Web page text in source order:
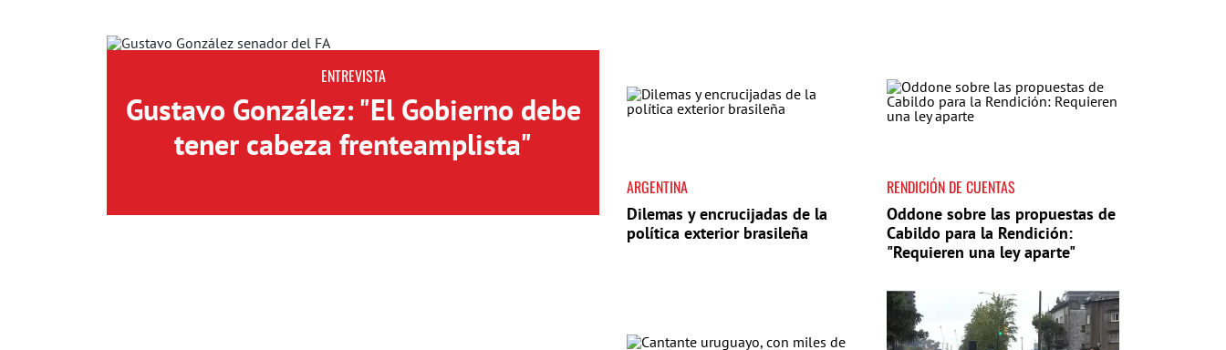
ENTREVISTA
Gustavo González: "El Gobierno debe
tener cabeza frenteamplista"
ARGENTINA
Dilemas y encrucijadas de la
política exterior brasileña
RENDICIÓN DE CUENTAS
Oddone sobre las propuestas de
Cabildo para la Rendición:
"Requieren una ley aparte"